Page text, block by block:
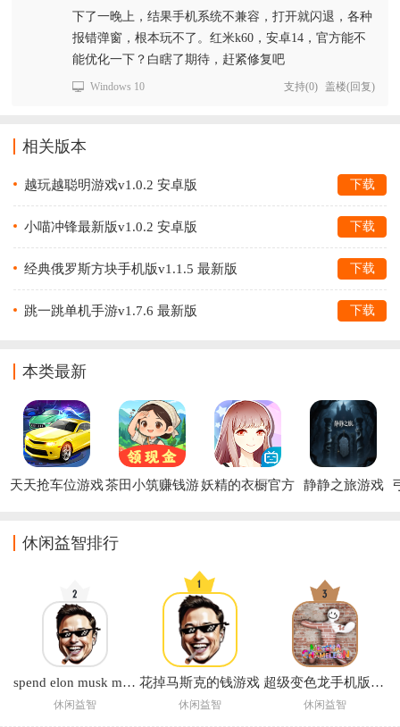
下了一晚上，结果手机系统不兼容，打开就闪退，各种
报错弹窗，根本玩不了。红米k60，安卓14，官方能不
能优化一下？白瞎了期待，赶紧修复吧
Windows 10 支持(0) 盖楼(回复)
相关版本
越玩越聪明游戏v1.0.2 安卓版 下载
小喵冲锋最新版v1.0.2 安卓版 下载
经典俄罗斯方块手机版v1.1.5 最新版 下载
跳一跳单机手游v1.7.6 最新版 下载
本类最新
天天抢车位游戏茶田小筑赚钱游妖精的衣橱官方
静静之旅游戏
休闲益智排行
spend elon musk money中文版下载(花掉马斯克的钱)
休闲益智
花掉马斯克的钱游戏
休闲益智
超级变色龙手机版正版
休闲益智